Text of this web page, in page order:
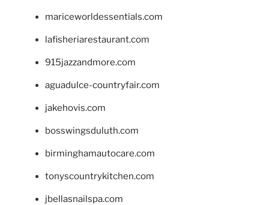
mariceworldessentials.com
lafisheriarestaurant.com
915jazzandmore.com
aguadulce-countryfair.com
jakehovis.com
bosswingsduluth.com
birminghamautocare.com
tonyscountrykitchen.com
jbellasnailspa.com